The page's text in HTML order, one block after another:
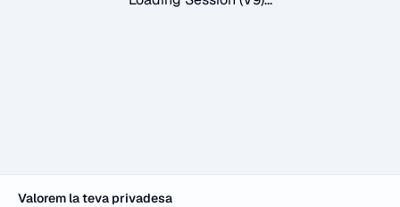
Valorem la teva privadesa